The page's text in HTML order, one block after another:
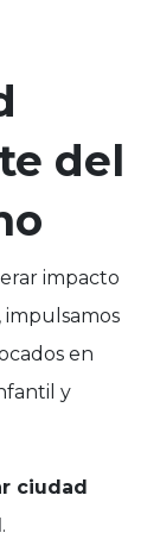
del
impacto
impulsamos
en
y
ciudad
.